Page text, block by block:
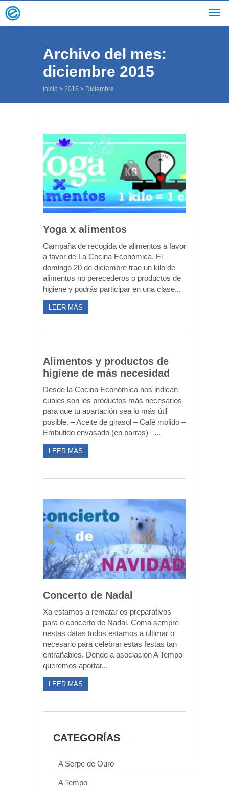
Archivo del mes:
diciembre 2015
Inicio > 2015 > Diciembre
Yoga x alimentos
Campaña de recogida de alimentos a favor
a favor de La Cocina Económica. El
domingo 20 de diciembre trae un kilo de
alimentos no perecederos o productos de
higiene y podrás participar en una clase...
LEER MÁS
Alimentos y productos de
higiene de más necesidad
Desde la Cocina Económica nos indican
cuales son los productos más necesarios
para que tu apartación sea lo más útil
posible. – Aceite de girasol – Café molido –
Embutido envasado (en barras) –...
LEER MÁS
Concerto de Nadal
Xa estamos a rematar os preparativos
para o concerto de Nadal. Coma sempre
nestas datas todos estamos a ultimar o
necesario para celebrar estas festas tan
entrañables. Dende a asociación A Tempo
queremos aportar...
LEER MÁS
CATEGORÍAS
A Serpe de Ouro
A Tempo